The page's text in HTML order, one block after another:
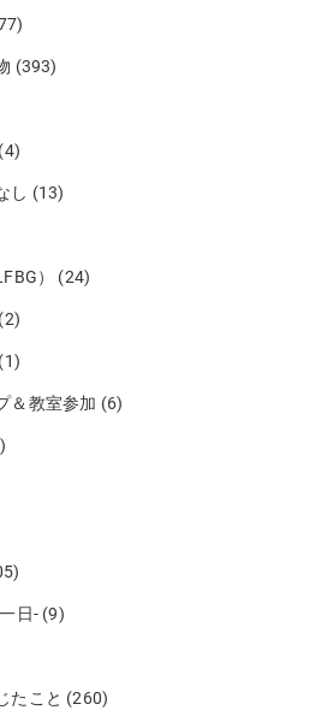
(393)
(4)
し (13)
） (24)
(2)
(1)
＆教室参加 (6)
日- (9)
たこと (260)